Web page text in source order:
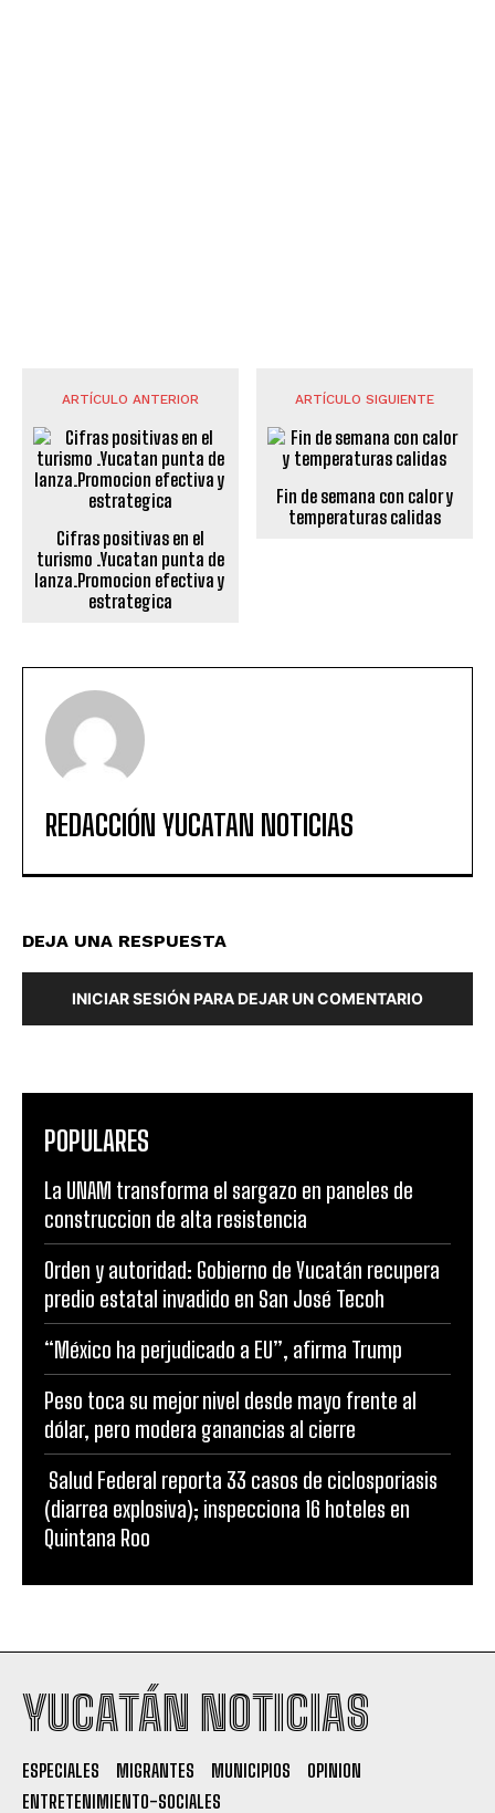
ARTÍCULO ANTERIOR
Cifras positivas en el
turismo .Yucatan punta de
lanza.Promocion efectiva y
estrategica
ARTÍCULO SIGUIENTE
Fin de semana con calor y
temperaturas calidas
REDACCIÓN YUCATAN NOTICIAS
DEJA UNA RESPUESTA
INICIAR SESIÓN PARA DEJAR UN COMENTARIO
POPULARES
La UNAM transforma el sargazo en paneles de
construccion de alta resistencia
Orden y autoridad: Gobierno de Yucatán recupera
predio estatal invadido en San José Tecoh
“México ha perjudicado a EU”, afirma Trump
Peso toca su mejor nivel desde mayo frente al
dólar, pero modera ganancias al cierre
Salud Federal reporta 33 casos de ciclosporiasis
(diarrea explosiva); inspecciona 16 hoteles en
Quintana Roo
YUCATÁN NOTICIAS
ESPECIALES MIGRANTES MUNICIPIOS
OPINION
ENTRETENIMIENTO-SOCIALES